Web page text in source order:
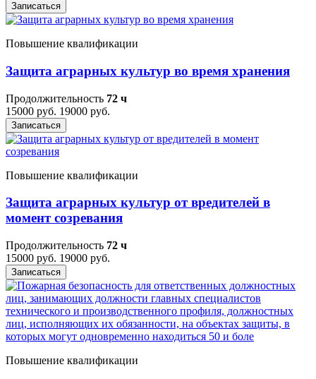
Записаться
Повышение квалификации
Защита аграрных культур во время хранения
Продолжительность 72 ч
15000 руб. 19000 руб.
Записаться
Повышение квалификации
Защита аграрных культур от вредителей в
момент созревания
Продолжительность 72 ч
15000 руб. 19000 руб.
Записаться
Повышение квалификации